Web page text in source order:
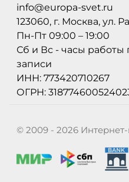
info@europa-svet.ru
123060, г. Москва, ул.
Пн-Пт 09:00 – 19:00
Сб и Вс - часы работы
записи
ИНН: 773420710267
ОГРН:
© 2009 - 2026